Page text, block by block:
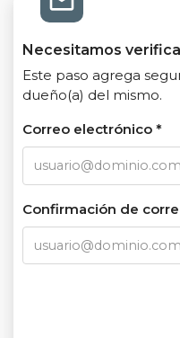
Necesitamos
Este paso agrega
dueño(a) del mismo.
Correo electrónico *
Confirmación de